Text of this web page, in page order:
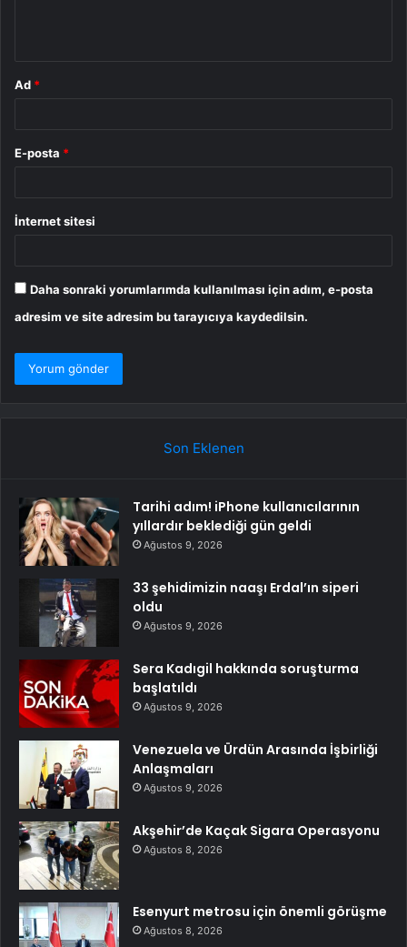
Ad *
E-posta *
İnternet sitesi
Daha sonraki yorumlarımda kullanılması için adım, e-posta
adresim ve site adresim bu tarayıcıya kaydedilsin.
Son Eklenen
Tarihi adım! iPhone kullanıcılarının
yıllardır beklediği gün geldi
Ağustos 9, 2026
33 şehidimizin naaşı Erdal’ın siperi
oldu
Ağustos 9, 2026
Sera Kadıgil hakkında soruşturma
başlatıldı
Ağustos 9, 2026
Venezuela ve Ürdün Arasında İşbirliği
Anlaşmaları
Ağustos 9, 2026
Akşehir’de Kaçak Sigara Operasyonu
Ağustos 8, 2026
Esenyurt metrosu için önemli görüşme
Ağustos 8, 2026